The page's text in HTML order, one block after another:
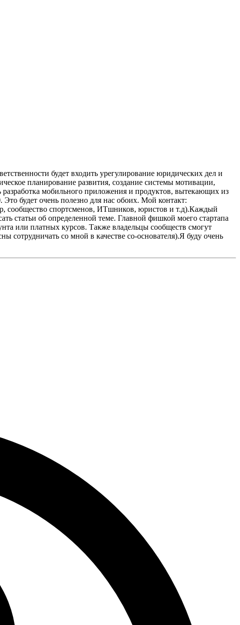
будет входить урегулирование юридических дел и
планирование развития, создание системы мотивации,
разработка мобильного приложения и продуктов, вытекающих из
будет очень полезно для нас обоих. Мой контакт:
сообщество спортсменов, ИТшников, юристов и т.д).Каждый
статьи об определенной теме. Главной фишкой моего стартапа
или платных курсов. Также владельцы сообществ смогут
сотрудничать со мной в качестве со-основателя).Я буду очень